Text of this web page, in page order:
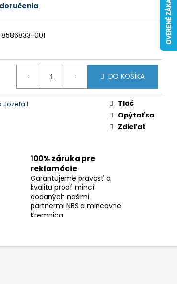
8586833-001
DO KOŠÍKA
Jozefa I.
Tlač
Opýtať sa
Zdieľať
100% záruka pre
reklamácie
Garantujeme pravosť a
kvalitu proof mincí
dodaných našimi
partnermi NBS a mincovne
Kremnica.